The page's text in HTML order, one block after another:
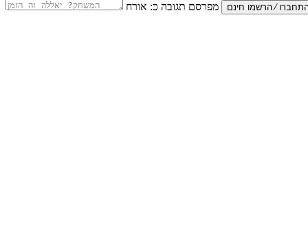
מפרסם תגובה כ: אורח